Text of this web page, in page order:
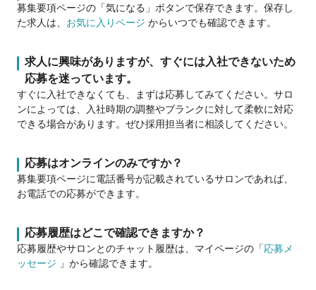
募集要項ページの「気になる」ボタンで保存できます。保存し
た求人は、 お気に入りページ からいつでも確認できます。
求人に興味がありますが、すぐには入社できないため
応募を迷っています。
すぐに入社できなくても、まずは応募してみてください。サロ
ンによっては、入社時期の調整やブランクに対して柔軟に対応
できる場合があります。ぜひ採用担当者に相談してください。
応募はオンラインのみですか？
募集要項ページに電話番号が記載されているサロンであれば、
お電話での応募ができます。
応募履歴はどこで確認できますか？
応募履歴やサロンとのチャット履歴は、マイページの「応募メ
ッセージ
」から確認できます。